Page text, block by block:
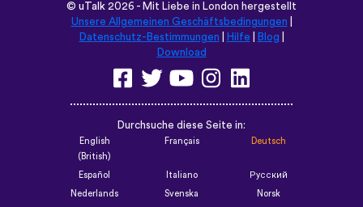
© uTalk 2026 - Mit Liebe in London hergestellt
Unsere Allgemeinen Geschäftsbedingungen
Datenschutz-Bestimmungen
Hilfe Blog
Download
Durchsuche diese Seite in:
English
(British)
Français Deutsch
Español Italiano Русский
Nederlands Svenska Norsk